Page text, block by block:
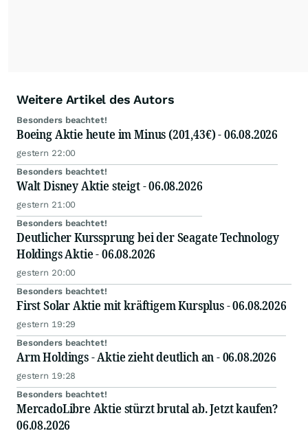
Weitere Artikel des Autors
Besonders beachtet!
Boeing Aktie heute im Minus (201,43€) - 06.08.2026
gestern 22:00
Besonders beachtet!
Walt Disney Aktie steigt - 06.08.2026
gestern 21:00
Besonders beachtet!
Deutlicher Kurssprung bei der Seagate Technology
Holdings Aktie - 06.08.2026
gestern 20:00
Besonders beachtet!
First Solar Aktie mit kräftigem Kursplus - 06.08.2026
gestern 19:29
Besonders beachtet!
Arm Holdings - Aktie zieht deutlich an - 06.08.2026
gestern 19:28
Besonders beachtet!
MercadoLibre Aktie stürzt brutal ab. Jetzt kaufen?
06.08.2026